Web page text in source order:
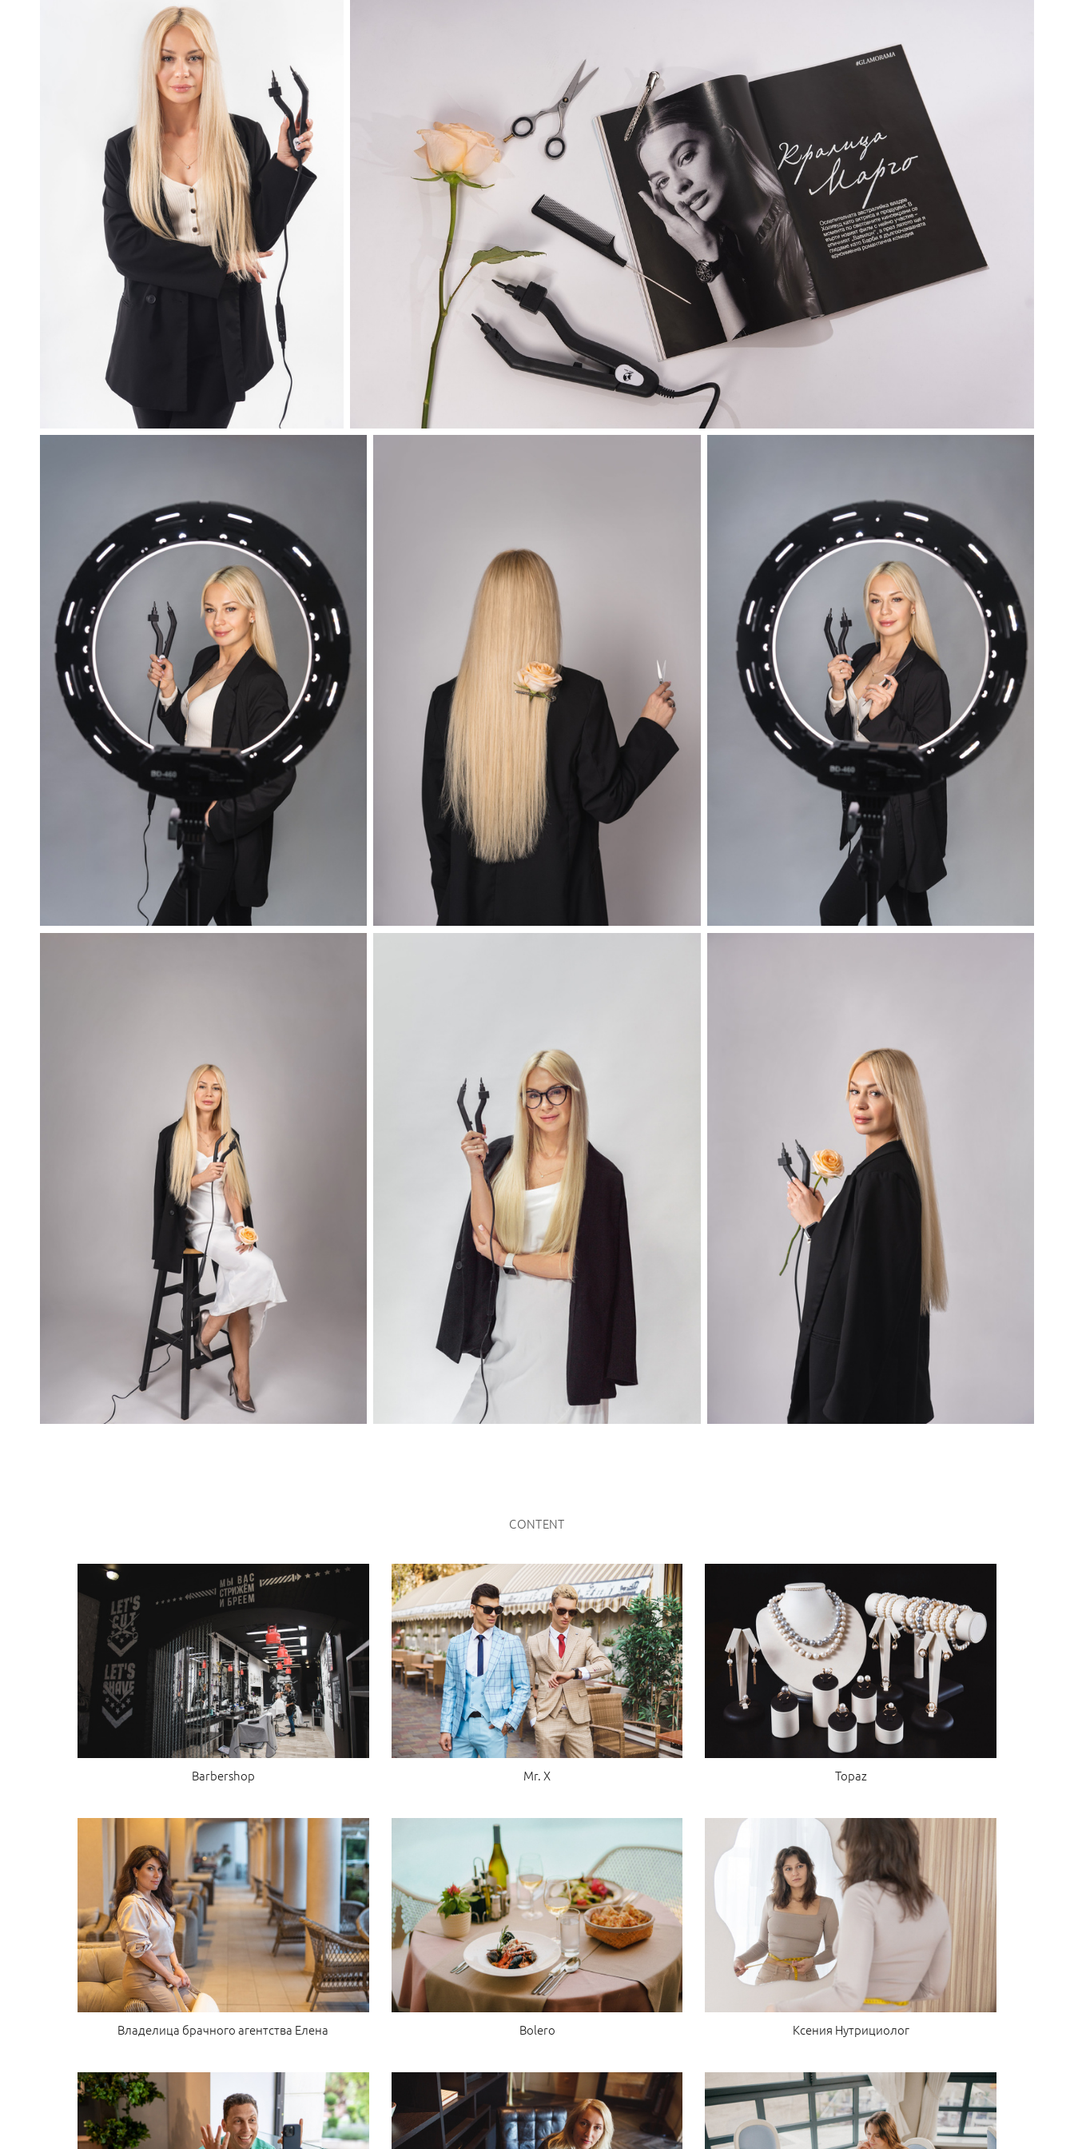
CONTENT
Barbershop Mr. X Topaz
Владелица брачного агентства Елена Bolero Ксения Нутрициолог